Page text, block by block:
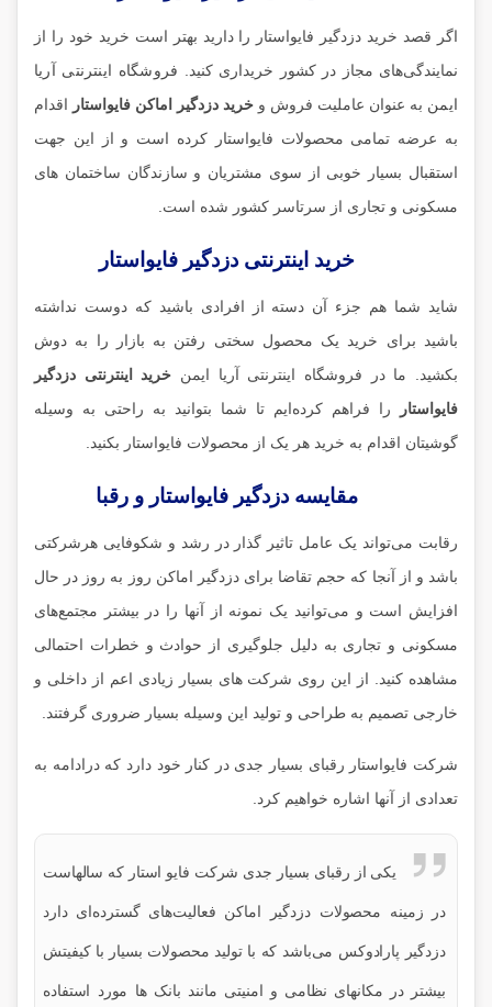
اگر قصد خرید دزدگیر فایواستار را دارید بهتر است خرید خود را از
نمایندگی‌های مجاز در کشور خریداری کنید. فروشگاه اینترنتی آریا
ایمن به عنوان عاملیت فروش و خرید دزدگیر اماکن فایواستار اقدام
به عرضه تمامی محصولات فایواستار کرده است و از این جهت
استقبال بسیار خوبی از سوی مشتریان و سازندگان ساختمان های
مسکونی و تجاری از سرتاسر کشور شده است.
خرید اینترنتی دزدگیر فایواستار
شاید شما هم جزء آن دسته از افرادی باشید که دوست نداشته
باشید برای خرید یک محصول سختی رفتن به بازار را به دوش
بکشید. ما در فروشگاه اینترنتی آریا ایمن خرید اینترنتی دزدگیر
فایواستار را فراهم کرده‌ایم تا شما بتوانید به راحتی به وسیله
گوشیتان اقدام به خرید هر یک از محصولات فایواستار بکنید.
مقایسه دزدگیر فایواستار و رقبا
رقابت می‌تواند یک عامل تاثیر گذار در رشد و شکوفایی هرشرکتی
باشد و از آنجا که حجم تقاضا برای دزدگیر اماکن روز به روز در حال
افزایش است و می‌توانید یک نمونه از آنها را در بیشتر مجتمع‌های
مسکونی و تجاری به دلیل جلوگیری از حوادث و خطرات احتمالی
مشاهده کنید. از این روی شرکت های بسیار زیادی اعم از داخلی و
خارجی تصمیم به طراحی و تولید این وسیله بسیار ضروری گرفتند.
شرکت فایواستار رقبای بسیار جدی در کنار خود دارد که درادامه به
تعدادی از آنها اشاره خواهیم کرد.
یکی از رقبای بسیار جدی شرکت فایو استار که سالهاست
در زمینه محصولات دزدگیر اماکن فعالیت‌های گسترده‌ای دارد
دزدگیر پارادوکس می‌باشد که با تولید محصولات بسیار با کیفیتش
بیشتر در مکانهای نظامی و امنیتی مانند بانک ها مورد استفاده